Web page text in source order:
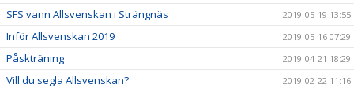
SFS vann Allsvenskan i Strängnäs 2019-05-19 13:55
Inför Allsvenskan 2019 2019-05-16 07:29
Påskträning 2019-04-21 18:29
Vill du segla Allsvenskan? 2019-02-22 11:16